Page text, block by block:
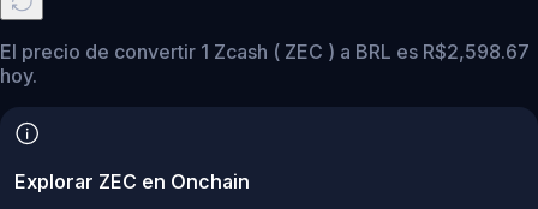
El precio de convertir 1 Zcash ( ZEC ) a BRL es R$2,598.67
hoy.
Explorar ZEC en Onchain